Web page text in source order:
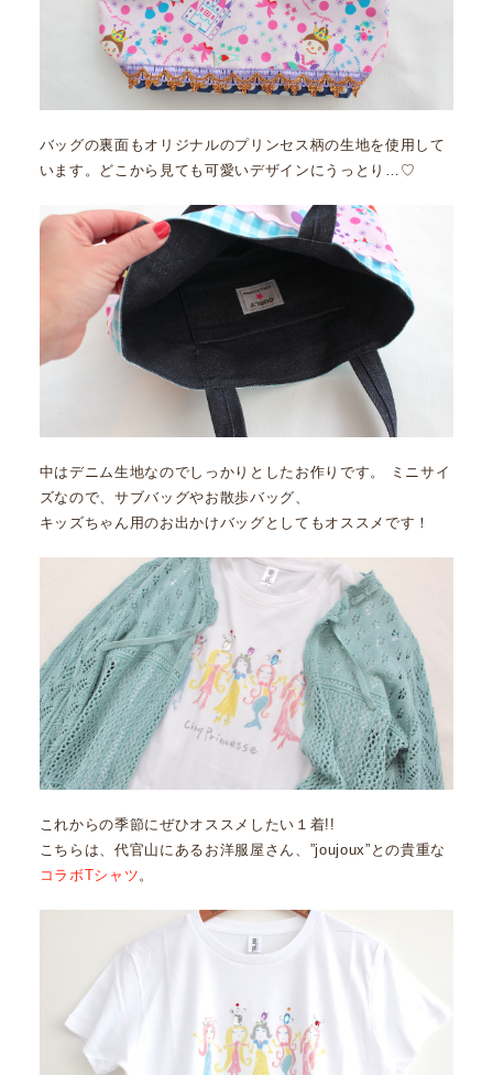
バッグの裏面もオリジナルのプリンセス柄の生地を使用して
います。どこから見ても可愛いデザインにうっとり…♡
中はデニム生地なのでしっかりとしたお作りです。 ミニサイ
ズなので、サブバッグやお散歩バッグ、
キッズちゃん用のお出かけバッグとしてもオススメです！
これからの季節にぜひオススメしたい１着!!
こちらは、代官山にあるお洋服屋さん、”joujoux”との貴重な
コラボTシャツ。